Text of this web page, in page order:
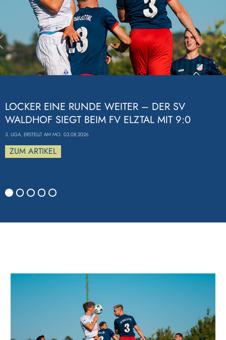
LOCKER EINE RUNDE WEITER – DER SV
WALDHOF SIEGT BEIM FV ELZTAL MIT 9:0
3. LIGA, ERSTELLT AM MO. 03.08.2026
ZUM ARTIKEL